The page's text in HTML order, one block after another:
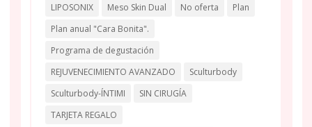
LIPOSONIX
Meso Skin Dual No oferta
Plan
Plan anual "Cara Bonita".
Programa de degustación
REJUVENECIMIENTO AVANZADO
Sculturbody
Sculturbody-ÍNTIMI
SIN CIRUGÍA
TARJETA REGALO